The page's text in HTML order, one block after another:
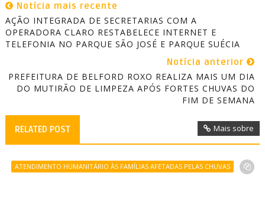
Notícia mais recente
AÇÃO INTEGRADA DE SECRETARIAS COM A
OPERADORA CLARO RESTABELECE INTERNET E
TELEFONIA NO PARQUE SÃO JOSÉ E PARQUE SUÉCIA
Notícia anterior
PREFEITURA DE BELFORD ROXO REALIZA MAIS UM DIA
DO MUTIRÃO DE LIMPEZA APÓS FORTES CHUVAS DO
FIM DE SEMANA
RELATED POST Mais sobre
ATENDIMENTO HUMANITÁRIO ÀS FAMÍLIAS AFETADAS PELAS CHUVAS